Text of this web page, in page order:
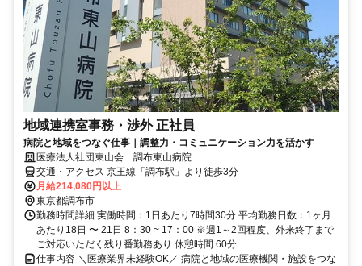
地域連携室事務・渉外 正社員
病院と地域をつなぐ仕事｜調整力・コミュニケーション力を活かす
医療法人社団東山会 調布東山病院
交通・アクセス 京王線「調布駅」より徒歩3分
月給214,080円以上
東京都調布市
勤務時間詳細 実働時間：1日あたり7時間30分 平均勤務日数：1ヶ月
あたり18日 〜 21日 8：30 ~ 17：00 ※週1～2回程度、外来終了まで
ご対応いただく残り番勤務あり 休憩時間 60分
仕事内容 ＼医療業界未経験OK／ 病院と地域の医療機関・施設をつな